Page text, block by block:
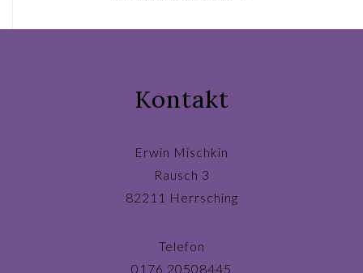
navigation
Kontakt
Erwin Mischkin
Rausch 3
82211 Herrsching
Telefon
0176 20508445